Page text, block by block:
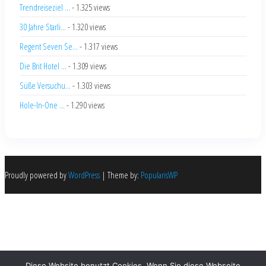
Trendreiseziel ... - 1.325 views
30 Jahre Starli... - 1.320 views
Regent Seven Se... - 1.317 views
Die Brit Hotel ... - 1.309 views
Süße Versuchu... - 1.303 views
Hole-In-One ... - 1.290 views
Proudly powered byWordPress | Theme by: PopularisWP